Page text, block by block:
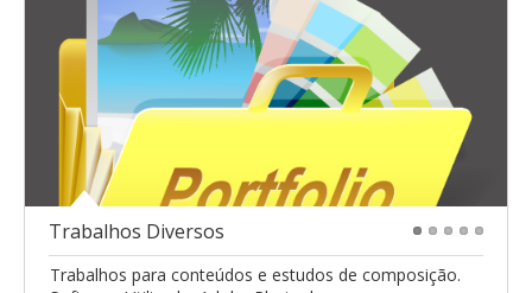
Trabalhos Diversos
Trabalhos para conteúdos e estudos de composição.